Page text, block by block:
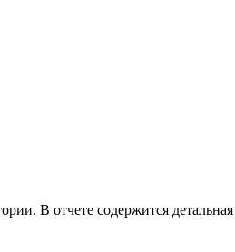
В отчете содержится